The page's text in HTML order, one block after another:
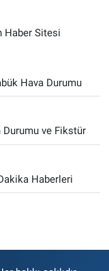
Haber Sitesi
Hava Durumu
Durumu ve Fikstür
Haberleri